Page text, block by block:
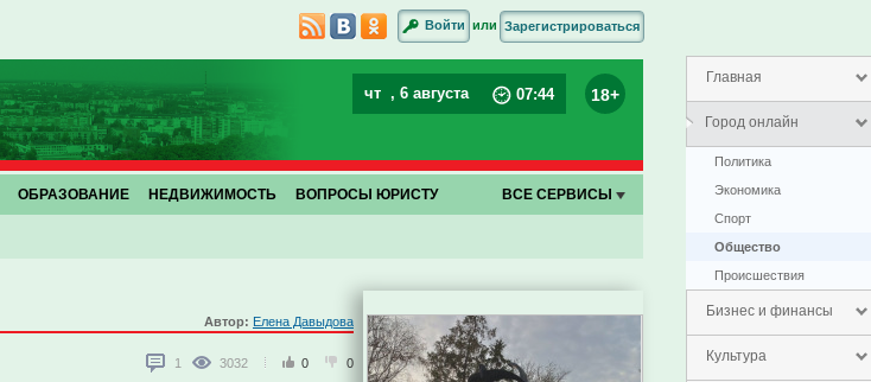
Главная
Город онлайн
Политика
Экономика
Спорт
Общество
Проиcшествия
Бизнес и финансы
Культура
Войти или Зарегистрироваться
чт , 6 августа 07:44 18+
ОБРАЗОВАНИЕ НЕДВИЖИМОСТЬ ВОПРОСЫ ЮРИСТУ ВСЕ СЕРВИСЫ
Автор: Елена Давыдова
1 3032 0 0